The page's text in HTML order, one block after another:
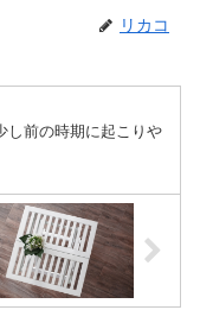
リカコ
し前の時期に起こりや